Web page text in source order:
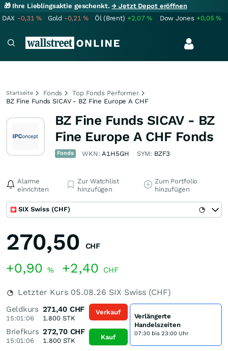
🎁 Ihre Lieblingsaktie geschenkt.→ Jetzt Depot eröffnen
DAX -0,31% Gold -0,21% Öl (Brent) +2,07% Dow Jones +0,05%
Startseite Fonds
Top Fonds Performer
BZ Fine Funds SICAV - BZ Fine Europe A CHF
BZ Fine Funds SICAV - BZ
Fine Europe A CHF Fonds
Fonds WKN:A1H5GH SYM: BZF3
Alarme
einrichten
Zur Watchlist
hinzufügen
Zum Portfolio
hinzufügen
SIX Swiss (CHF)
270,50 CHF
+0,90 % +2,40 CHF
Letzter Kurs 05.08.26 SIX Swiss (CHF)
Geldkurs
15:01:06
271,40 CHF
1.800STK
Briefkurs
15:01:06
272,70 CHF
1.800STK
Verkauf
Kauf
Verlängerte
Handelszeiten
07:30 bis 23:00 Uhr